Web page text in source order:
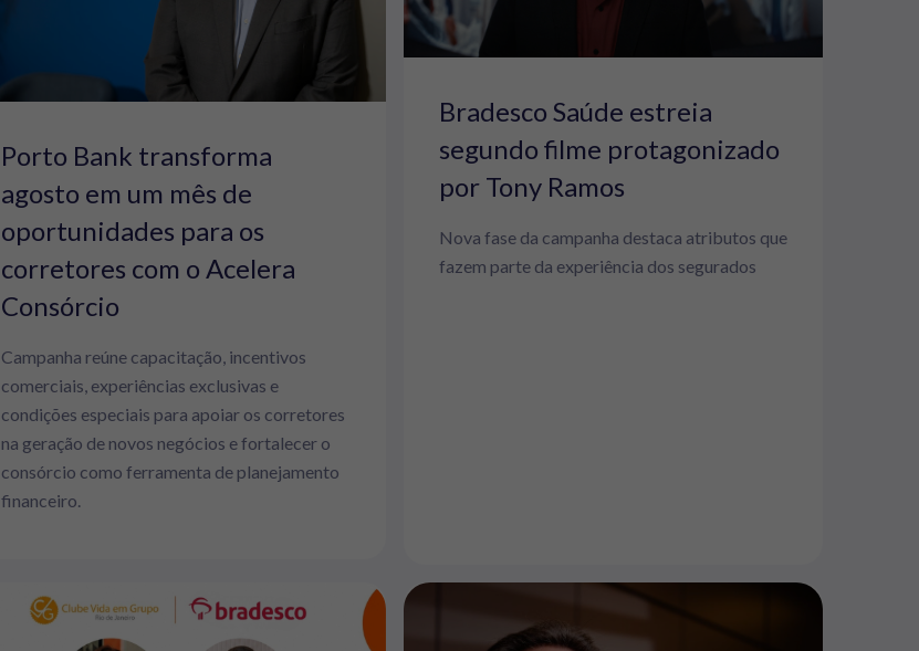
Porto Bank transforma
agosto em um mês de
oportunidades para os
corretores com o Acelera
Consórcio
Campanha reúne capacitação, incentivos
comerciais, experiências exclusivas e
condições especiais para apoiar os corretores
na geração de novos negócios e fortalecer o
consórcio como ferramenta de planejamento
financeiro.
Bradesco Saúde estreia
segundo filme protagonizado
por Tony Ramos
Nova fase da campanha destaca atributos que
fazem parte da experiência dos segurados